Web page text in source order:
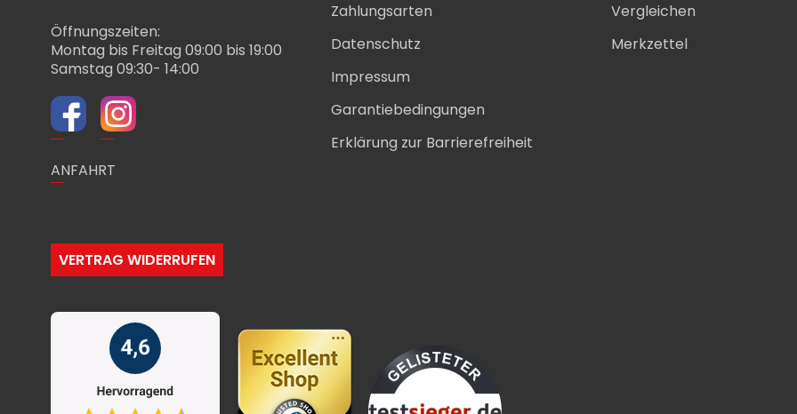
Öffnungszeiten:
Montag bis Freitag 09:00 bis 19:00
Samstag 09:30- 14:00
ANFAHRT
Zahlungsarten
Datenschutz
Impressum
Garantiebedingungen
Erklärung zur Barrierefreiheit
Vergleichen
Merkzettel
VERTRAG WIDERRUFEN